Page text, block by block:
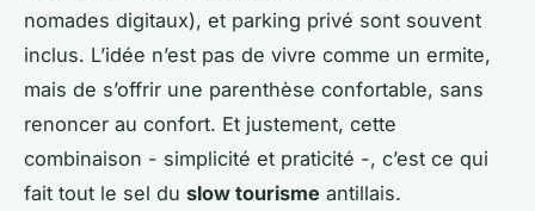
nomades digitaux), et parking privé sont souvent
inclus. L’idée n’est pas de vivre comme un ermite,
mais de s’offrir une parenthèse confortable, sans
renoncer au confort. Et justement, cette
combinaison - simplicité et praticité -, c’est ce qui
fait tout le sel du slow tourisme antillais.